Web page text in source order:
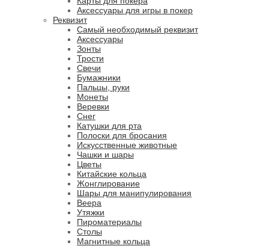
Аксессуары для игры в покер
Реквизит
Самый необходимый реквизит
Аксессуары
Зонты
Трости
Свечи
Бумажники
Пальцы, руки
Монеты
Веревки
Снег
Катушки для рта
Полоски для бросания
Искусственные животные
Чашки и шары
Цветы
Китайские кольца
Жонглирование
Шары для манипулирования
Веера
Утяжки
Пироматериалы
Столы
Магнитные кольца